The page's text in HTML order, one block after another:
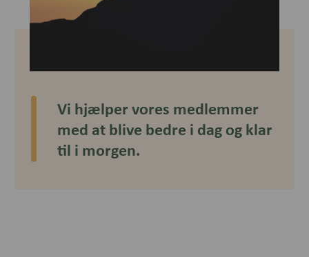
Vi hjælper vores medlemmer
med at blive bedre i dag og klar
til i morgen.